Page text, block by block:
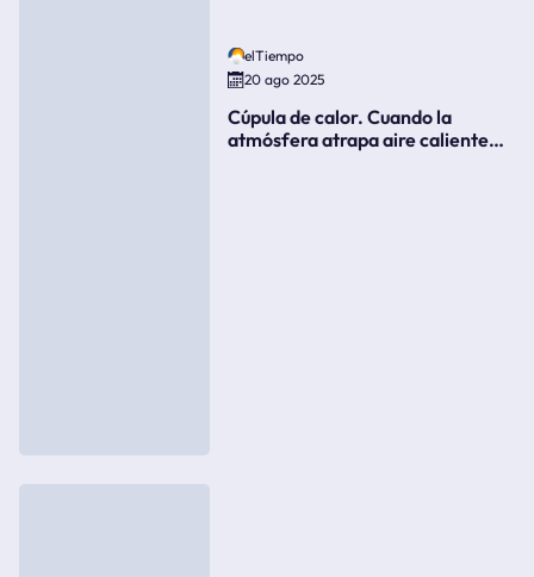
elTiempo
20 ago 2025
Cúpula de calor. Cuando la
atmósfera atrapa aire caliente